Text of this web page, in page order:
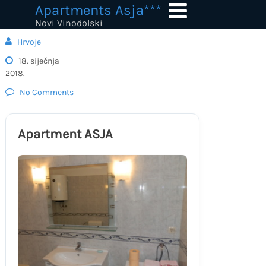
content
Apartments Asja***
Novi Vinodolski
Hrvoje
18. siječnja
2018.
No Comments
Apartment ASJA